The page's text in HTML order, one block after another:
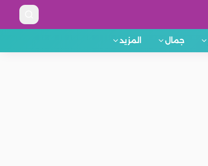
جمال المزيد